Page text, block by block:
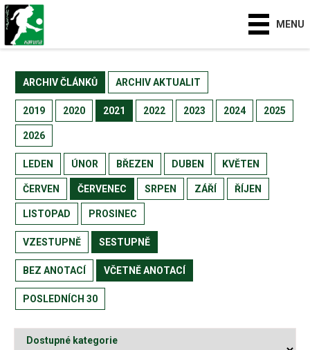
MENU
ARCHIV ČLÁNKŮ ARCHIV AKTUALIT
2019 2020 2021 2022 2023 2024 2025
2026
LEDEN ÚNOR BŘEZEN DUBEN KVĚTEN
ČERVEN ČERVENEC SRPEN ZÁŘÍ ŘÍJEN
LISTOPAD PROSINEC
VZESTUPNĚ SESTUPNĚ
BEZ ANOTACÍ VČETNĚ ANOTACÍ
POSLEDNÍCH 30
Dostupné kategorie